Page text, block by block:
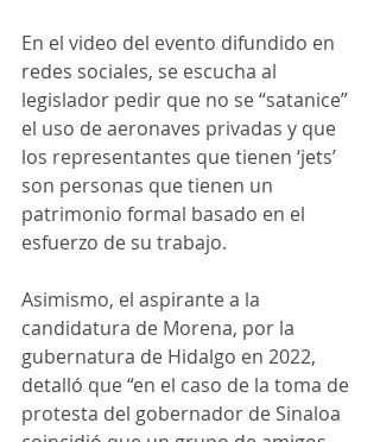
En el video del evento difundido en
redes sociales, se escucha al
legislador pedir que no se “satanice”
el uso de aeronaves privadas y que
los representantes que tienen ‘jets’
son personas que tienen un
patrimonio formal basado en el
esfuerzo de su trabajo.
Asimismo, el aspirante a la
candidatura de Morena, por la
gubernatura de Hidalgo en 2022,
detalló que “en el caso de la toma de
protesta del gobernador de Sinaloa